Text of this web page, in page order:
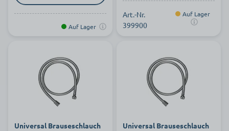
Auf Lager
Art.-Nr.
399900
Auf Lager
Universal Brauseschlauch
Universal Brauseschlauch